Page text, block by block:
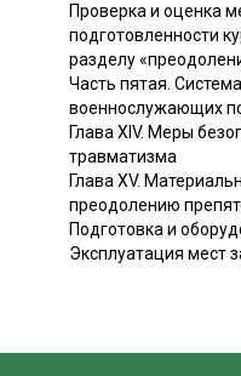
Проверка и оценка
подготовленности
разделу
Часть пятая.
военнослужающих
Глава XIV. Меры
травматизма
Глава XV.
преодолению
Подготовка и
Эксплуатация мест